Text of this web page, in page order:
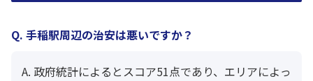
Q. 手稲駅周辺の治安は悪いですか？
A. 政府統計によるとスコア51点であり、エリアによっ